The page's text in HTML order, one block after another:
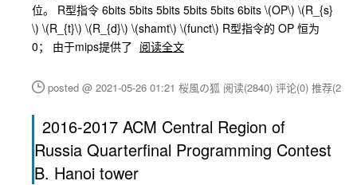
位。 R型指令 6bits 5bits 5bits 5bits 5bits 6bits \(OP\) \(R_{s}
\) \(R_{t}\) \(R_{d}\) \(shamt\) \(funct\) R型指令的 OP 恒为
0； 由于mips提供了 阅读全文
posted @ 2021-05-26 01:21 桜風の狐 阅读(2840) 评论(0) 推荐(2)
2016-2017 ACM Central Region of
Russia Quarterfinal Programming Contest
B. Hanoi tower